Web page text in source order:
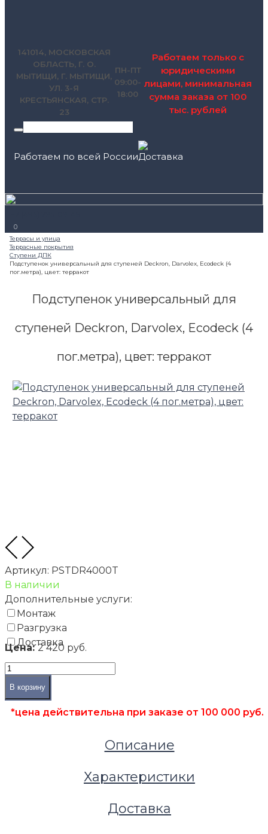
141014, МОСКОВСКАЯ
ОБЛАСТЬ, Г. О.
МЫТИЩИ, Г. МЫТИЩИ,
УЛ. 3-Я
КРЕСТЬЯНСКАЯ, СТР.
23
ПН-ПТ
09:00-
18:00
Работаем только с
юридическими
лицами, минимальная
сумма заказа от 100
тыс. рублей
Работаем по всей России
0
Подступенок универсальный для
ступеней Deckron, Darvolex, Ecodeck (4
пог.метра), цвет: терракот
Артикул: PSTDR4000T
В наличии
Дополнительные услуги:
Монтаж
Разгрузка
Доставка
Цена:2 420 руб.
В корзину
*цена действительна при заказе от 100 000 руб.
Описание
Характеристики
Доставка